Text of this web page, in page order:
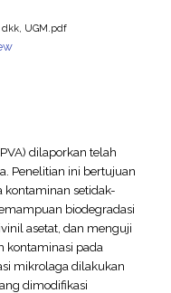
dkk, UGM.pdf
dilaporkan telah
Penelitian ini bertujuan
kontaminan setidak-
biodegradasi
asetat, dan menguji
kontaminasi pada
mikrolaga dilakukan
dimodifikasi